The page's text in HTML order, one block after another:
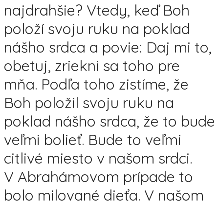
najdrahšie? Vtedy, keď Boh
položí svoju ruku na poklad
nášho srdca a povie: Daj mi to,
obetuj, zriekni sa toho pre
mňa. Podľa toho zistíme, že
Boh položil svoju ruku na
poklad nášho srdca, že to bude
veľmi bolieť. Bude to veľmi
citlivé miesto v našom srdci.
V Abrahámovom prípade to
bolo milované dieťa. V našom